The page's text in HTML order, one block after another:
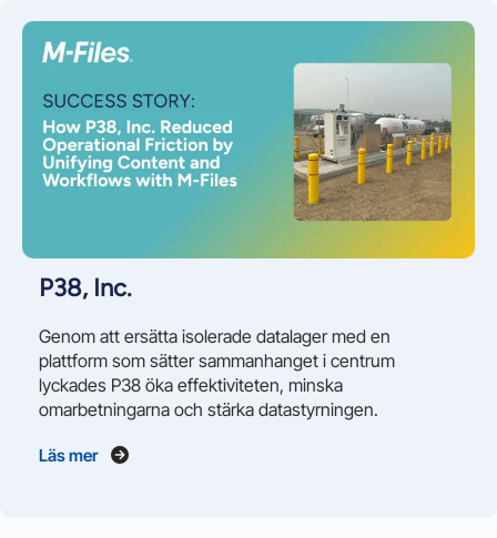
P38, Inc.
Genom att ersätta isolerade datalager med en
plattform som sätter sammanhanget i centrum
lyckades P38 öka effektiviteten, minska
omarbetningarna och stärka datastyrningen.
Läs mer